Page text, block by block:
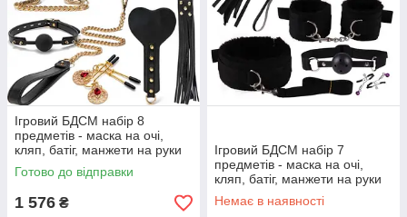
Ігровий БДСМ набір 8
предметів - маска на очі,
кляп, батіг, манжети на руки
та ноги з м'яким хутром,
нашийник, затискачі стек
Готово до відправки
1 576 ₴
Ігровий БДСМ набір 7
предметів - маска на очі,
кляп, батіг, манжети на руки
та ноги з м'яким хутром,
нашийник, затискачі чорний
Немає в наявності